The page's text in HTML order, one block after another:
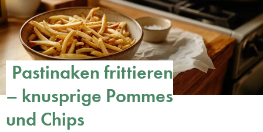
Pastinaken frittieren
– knusprige Pommes
und Chips